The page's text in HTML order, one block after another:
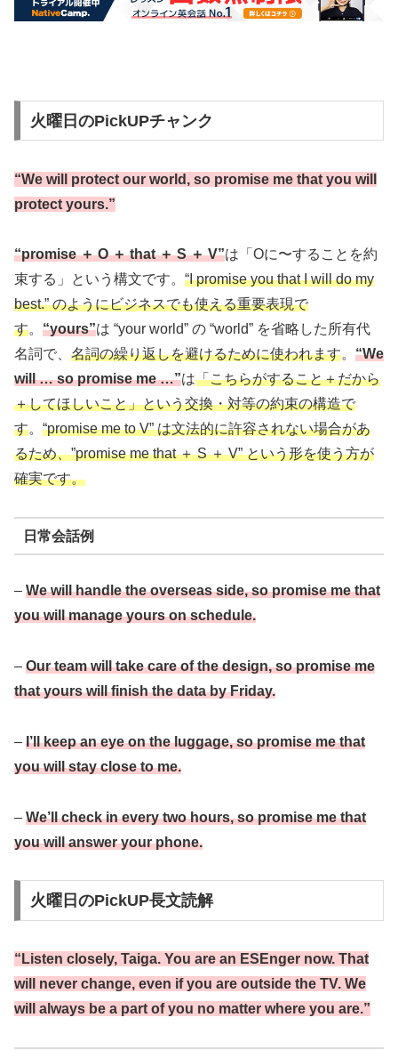
火曜日のPickUPチャンク
“We will protect our world, so promise me that you will
protect yours.”
“promise ＋ O ＋ that ＋ S ＋ V”は「Oに〜することを約
束する」という構文です。 “I promise you that I will do my
best.” のようにビジネスでも使える重要表現で
す。 “yours”は “your world” の “world” を省略した所有代
名詞で、 名詞の繰り返しを避けるために使われます。 “We
will … so promise me …”は「こちらがすること＋だから
＋してほしいこと」という交換・対等の約束の構造で
す。 “promise me to V” は文法的に許容されない場合があ
るため、”promise me that ＋ S ＋ V” という形を使う方が
確実です。
日常会話例
– We will handle the overseas side, so promise me that
you will manage yours on schedule.
– Our team will take care of the design, so promise me
that yours will finish the data by Friday.
– I’ll keep an eye on the luggage, so promise me that
you will stay close to me.
– We’ll check in every two hours, so promise me that
you will answer your phone.
火曜日のPickUP長文読解
“Listen closely, Taiga. You are an ESEnger now. That
will never change, even if you are outside the TV. We
will always be a part of you no matter where you are.”